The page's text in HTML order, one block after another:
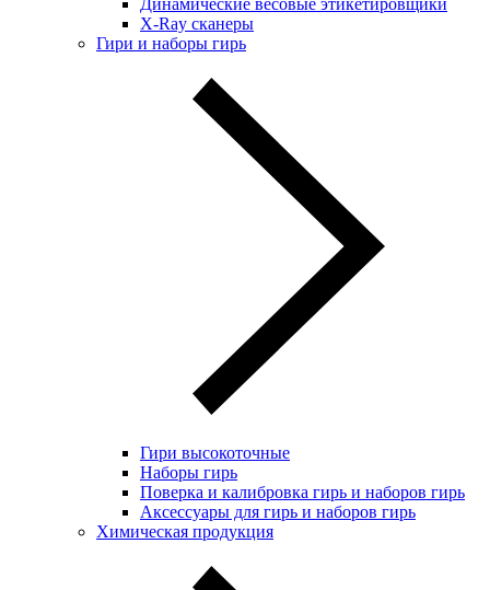
Динамические весовые этикетировщики
X-Ray сканеры
Гири и наборы гирь
Гири высокоточные
Наборы гирь
Поверка и калибровка гирь и наборов гирь
Аксессуары для гирь и наборов гирь
Химическая продукция